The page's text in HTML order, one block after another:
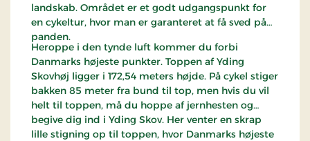
landskab. Området er et godt udgangspunkt for
en cykeltur, hvor man er garanteret at få sved på
panden.
Heroppe i den tynde luft kommer du forbi
Danmarks højeste punkter. Toppen af Yding
Skovhøj ligger i 172,54 meters højde. På cykel stiger
bakken 85 meter fra bund til top, men hvis du vil
helt til toppen, må du hoppe af jernhesten og
begive dig ind i Yding Skov. Her venter en skrap
lille stigning op til toppen, hvor Danmarks højeste